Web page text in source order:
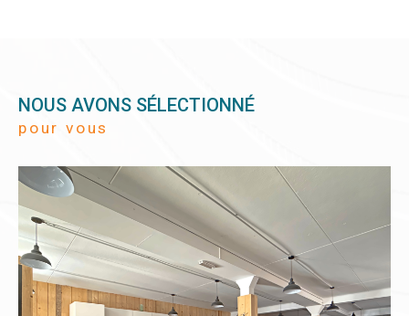
NOUS AVONS SÉLECTIONNÉ
pour vous